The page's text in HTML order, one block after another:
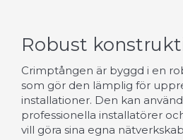
Robust
Crimptången är byggd i en
som gör den lämplig för
installationer. Den kan
professionella installatörer
vill göra sina egna